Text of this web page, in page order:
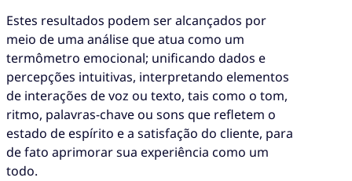
Estes resultados podem ser alcançados por
meio de uma análise que atua como um
termômetro emocional; unificando dados e
percepções intuitivas, interpretando elementos
de interações de voz ou texto, tais como o tom,
ritmo, palavras-chave ou sons que refletem o
estado de espírito e a satisfação do cliente, para
de fato aprimorar sua experiência como um
todo.